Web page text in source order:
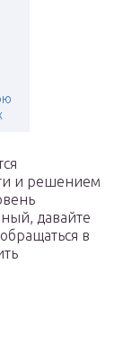
и решением
давайте
в